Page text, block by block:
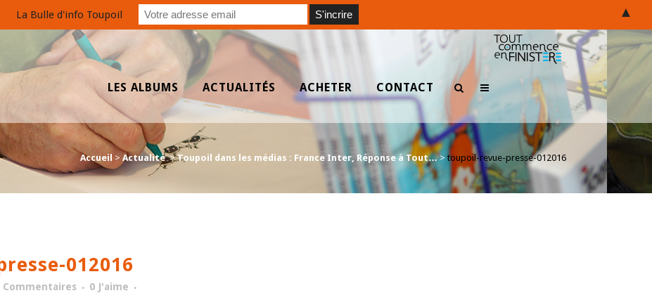
LES ALBUMS ACTUALITÉS ACHETER CONTACT
Accueil > Actualité >Toupoil dans les médias : France Inter, Réponse à Tout…> toupoil-revue-presse-012016
012016
Commentaires 0 J'aime
La Bulle d'info Toupoil ▲